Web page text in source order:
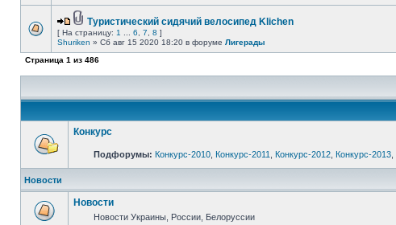
Туристический сидячий велосипед Klichen
[ На страницу: 1 6 7 8 ]
Shuriken » Сб авг 15 2020 18:20 в форуме Лигерады
Страница 1 из 486
Конкурс
Подфорумы: Конкурс-2010 Конкурс-2011 Конкурс-2012 Конкурс-2013
Новости
Новости
Новости Украины, России, Белоруссии